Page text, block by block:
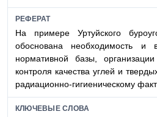
РЕФЕРАТ
На примере Уртуйского
обоснована необходимость и
нормативной базы,
контроля качества углей и
радиационно-гигиеническому
КЛЮЧЕВЫЕ СЛОВА